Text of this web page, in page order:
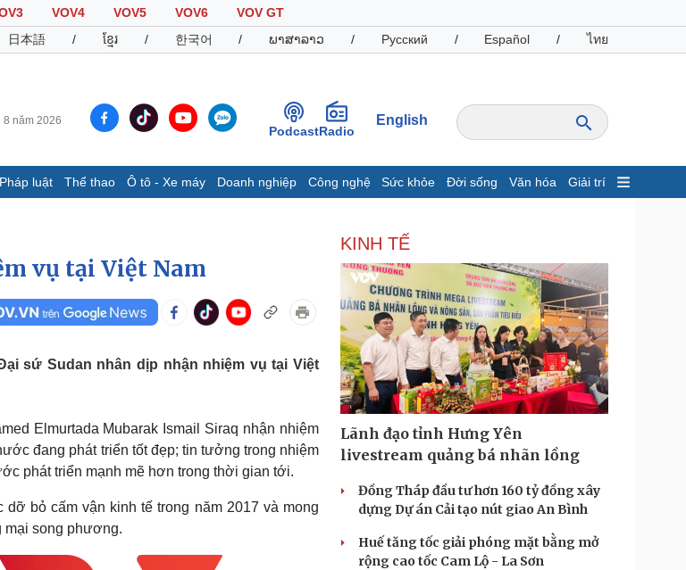
VOV4 VOV5 VOV6
VOV GT
日本語 / ខ្មែរ / 한국어 / ພາສາລາວ / Русский / Español / ไทย
8 năm 2026
PodcastRadio
English
Pháp luật Thể thao Ô tô - Xe máy Doanh nghiệp Công nghệ Sức khỏe Đời sống Văn hóa Giải trí
đây
Ảnh
E-Magazine
Infographic
Bất động sản
Khởi nghiệp
Tiêu dùng
Tỷ giá
Chứng khoán
Giá cà phê
Ô tô - Xe máy
Tư vấn
Doanh nghiệp
Thông tin doanh nghiệp
Doanh nghiệp 24h
Doanh nhân
Vì cộng đồng
Công nghệ
Sành điệu
Tin Công nghệ
Trải nghiệm
Chuyển đổi số
ảnh
Thời trang
Sao Việt
Podcast
Câu chuyện thời sự
Đọc truyện đêm khuya
Cửa sổ tình yêu
vụ tại Việt Nam
sứ Sudan nhân dịp nhận nhiệm vụ tại Việt
Elmurtada Mubarak Ismail Siraq nhận nhiệm
đang phát triển tốt đẹp; tin tưởng trong nhiệm
phát triển mạnh mẽ hơn trong thời gian tới.
bỏ cấm vận kinh tế trong năm 2017 và mong
mại song phương.
KINH TẾ
Lãnh đạo tỉnh Hưng Yên
livestream quảng bá nhãn lồng
Đồng Tháp đầu tư hơn 160 tỷ đồng xây
dựng Dự án Cải tạo nút giao An Bình
Huế tăng tốc giải phóng mặt bằng mở
rộng cao tốc Cam Lộ - La Sơn